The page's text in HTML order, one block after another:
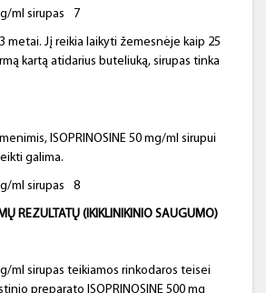
ml sirupas 7
metai. Jį reikia laikyti žemesnėje kaip 25
kartą atidarius buteliuką, sirupas tinka
ISOPRINOSINE 50 mg/ml sirupui
galima.
ml sirupas 8
REZULTATŲ (IKIKLINIKINIO SAUGUMO)
ml sirupas teikiamos rinkodaros teisei
preparato ISOPRINOSINE 500 mg